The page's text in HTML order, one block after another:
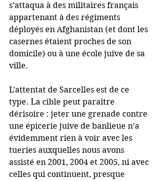
s’attaqua à des militaires français
appartenant à des régiments
déployés en Afghanistan (et dont les
casernes étaient proches de son
domicile) ou à une école juive de sa
ville.
L’attentat de Sarcelles est de ce
type. La cible peut paraître
dérisoire : jeter une grenade contre
une épicerie juive de banlieue n’a
évidemment rien à voir avec les
tueries auxquelles nous avons
assisté en 2001, 2004 et 2005, ni avec
celles qui continuent, presque